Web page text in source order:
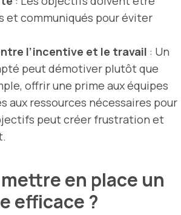
et communiqués pour éviter
l’incentive et le travail : Un
peut démotiver plutôt que
offrir une prime aux équipes
aux ressources nécessaires pour
peut créer frustration et
en place un
efficace ?